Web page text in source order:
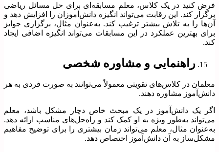
فرض کنید در یک کلاس، معلم مسابقه‌ای برای حل مسائل ریاضی
برگزار کند. این رقابت می‌تواند انگیزه دانش‌آموزان را افزایش دهد و
آن‌ها را به تلاش بیشتر ترغیب کند. به‌عنوان مثال، برگزاری جوایز
برای بهترین عملکرد در این مسابقات می‌تواند انگیزه اضافی ایجاد
کند.
راهنمایی و مشاوره شخصی
معلمان در کلاس‌های تقویتی معمولاً می‌توانند به صورت فردی به هر
دانش‌آموز مشاوره دهند.
اگر یک دانش‌آموز در یک مبحث خاص دچار مشکل باشد، معلم
می‌تواند به‌طور ویژه به او کمک کند و راه‌حل‌های مناسب ارائه دهد.
به‌عنوان مثال، معلم می‌تواند زمان بیشتری را برای توضیح مفاهیم
مشکل‌ساز به آن دانش‌آموز اختصاص دهد.